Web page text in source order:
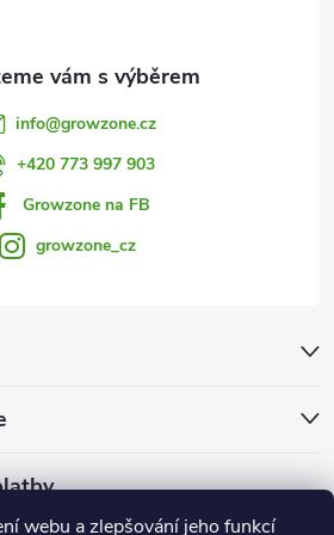
webu a zlepšování jeho funkcí
info@growzone.cz
+420 773 997 903
Growzone na FB
growzone_cz